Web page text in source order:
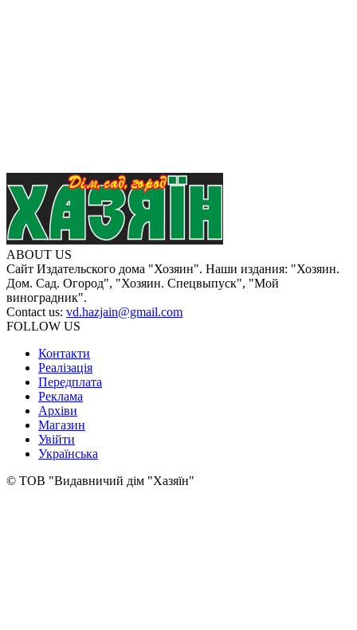
ABOUT US
Сайт Издательского дома "Хозяин". Наши издания: "Хозяин.
Дом. Сад. Огород", "Хозяин. Спецвыпуск", "Мой
виноградник".
Contact us: vd.hazjain@gmail.com
FOLLOW US
Контакти
Реалізація
Передплата
Реклама
Архіви
Магазин
Увійти
Українська
© ТОВ "Видавничий дім "Хазяїн"